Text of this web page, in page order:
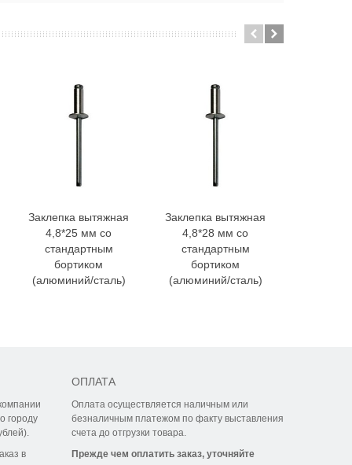
Заклепка вытяжная
4,8*25 мм со
стандартным
бортиком
(алюминий/сталь)
Заклепка вытяжная
4,8*28 мм со
стандартным
бортиком
(алюминий/сталь)
городу
в
ОПЛАТА
Оплата осуществляется наличным или
безналичным платежом по факту выставления
счета до отгрузки товара.
Прежде чем оплатить заказ, уточняйте